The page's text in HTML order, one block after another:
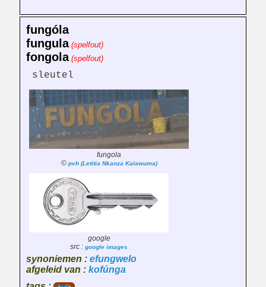
fungóla
fungula (spelfout)
fongola (spelfout)
sleutel
fungola
© pvh (Letitia Nkanza Kalawuma)
google
src : google images
synoniemen : efungwelo
afgeleid van : kofúnga